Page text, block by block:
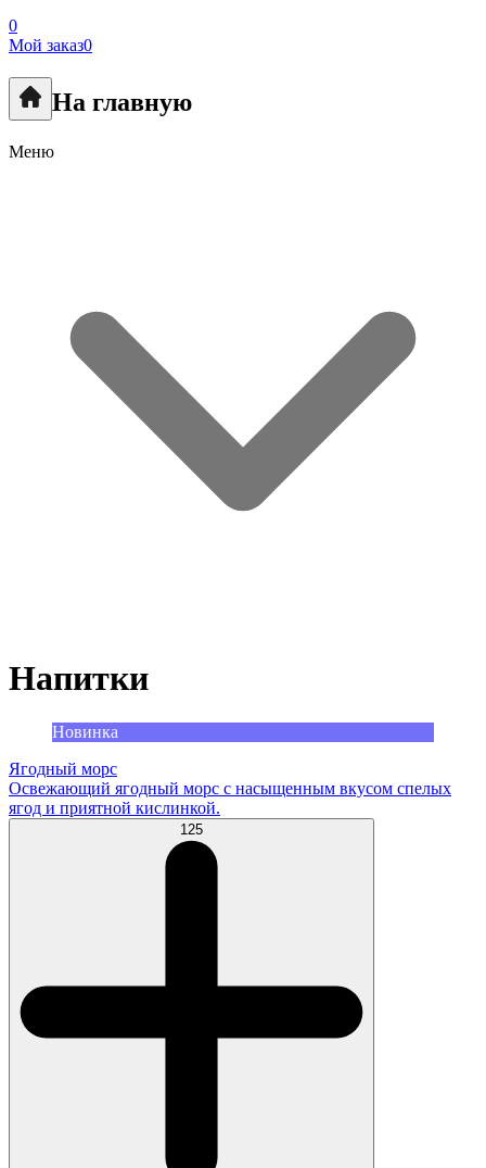
0
Мой заказ0
На главную
Меню
Напитки
Новинка
Ягодный морс
Освежающий ягодный морс с насыщенным вкусом спелых
ягод и приятной кислинкой.
125